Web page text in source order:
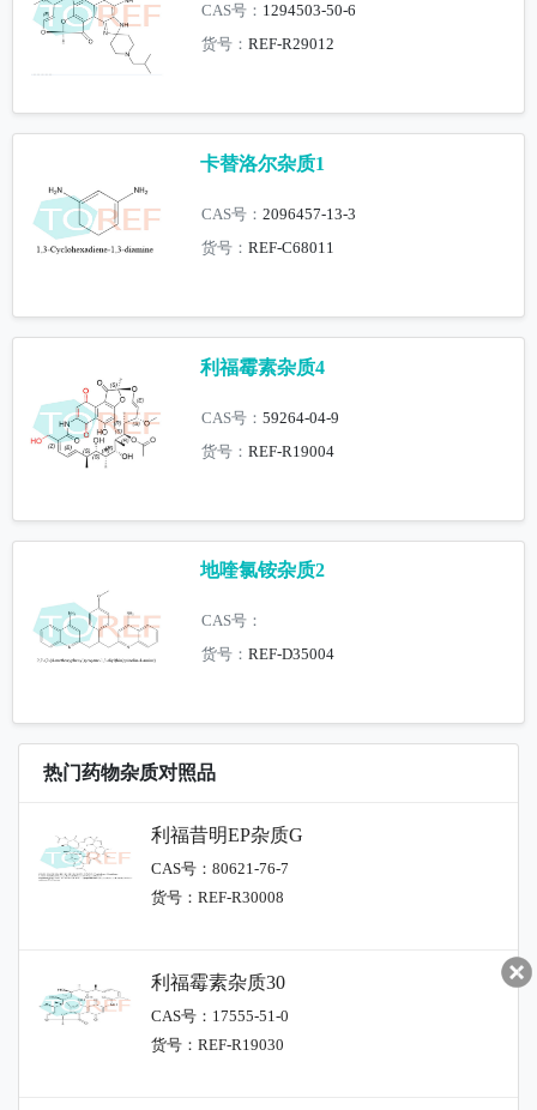
CAS号： 1294503-50-6
货号：REF-R29012
卡替洛尔杂质1
CAS号：2096457-13-3
货号：REF-C68011
利福霉素杂质4
CAS号：59264-04-9
货号：REF-R19004
地喹氯铵杂质2
CAS号：
货号：REF-D35004
热门药物杂质对照品
利福昔明EP杂质G
CAS号：80621-76-7
货号：REF-R30008
利福霉素杂质30
CAS号：17555-51-0
货号：REF-R19030